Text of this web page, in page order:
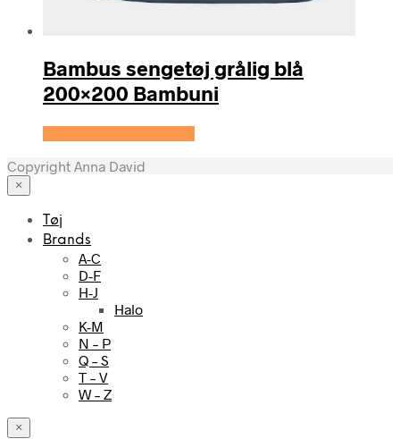
Bambus sengetøj grålig blå
200×200 Bambuni
Copyright Anna David
×
Tøj
Brands
A-C
D-F
H-J
Halo
K-M
N – P
Q – S
T – V
W – Z
×